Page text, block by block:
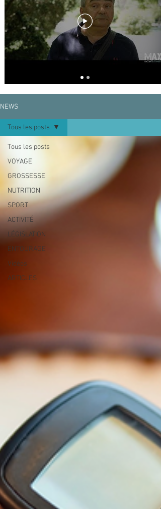
compliquées. Pour l'aider à changer son
mode de vie, les conseils d'une spécialiste
et de petites animations sont là pour avancer
pas à pas dans une vie meilleure et bien
plus confortable.
NEWS
Tous les posts
VOYAGE
GROSSESSE
NUTRITION
SPORT
ACTIVITÉ
LÉGISLATION
ENTOURAGE
Vidéos
ARTICLES
Tous les posts